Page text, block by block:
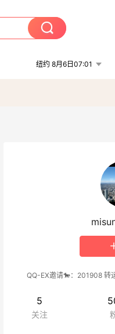
纽约 8月6日07:01
QQ-EX邀请🐎：201908 转
5
关注